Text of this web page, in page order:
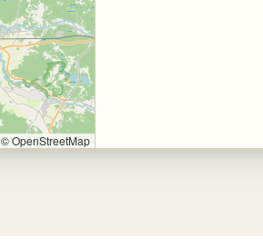
© OpenStreetMap